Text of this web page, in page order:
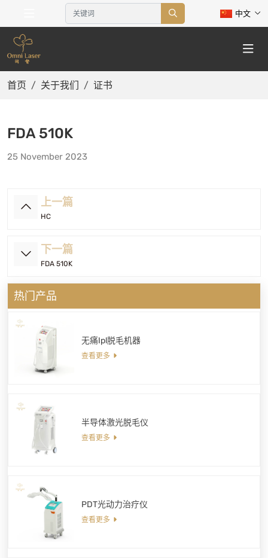
中文
首页 关于我们 证书
FDA 510K
25 November 2023
上一篇
HC
下一篇
FDA 510K
热门产品
无痛Ipl脱毛机器
查看更多
半导体激光脱毛仪
查看更多
PDT光动力治疗仪
查看更多